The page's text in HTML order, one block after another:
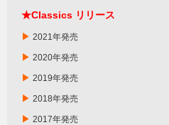
★Classics リリース
▶ 2021年発売
▶ 2020年発売
▶ 2019年発売
▶ 2018年発売
▶ 2017年発売